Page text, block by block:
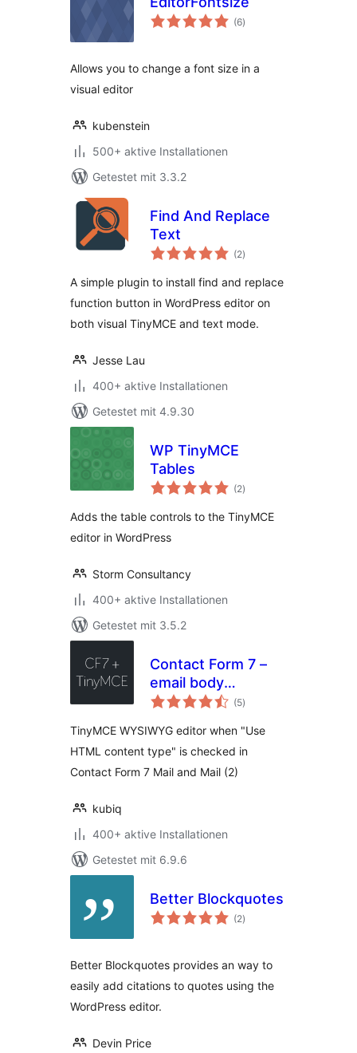
(6Bewertungen
insgesamt
)
Allows you to change a font size in a
visual editor
kubenstein
500+ aktive Installationen
Getestet mit 3.3.2
Find And Replace
Text
(2Bewertungen
insgesamt
)
A simple plugin to install find and replace
function button in WordPress editor on
both visual TinyMCE and text mode.
Jesse Lau
400+ aktive Installationen
Getestet mit 4.9.30
WP TinyMCE
Tables
(2Bewertungen
insgesamt
)
Adds the table controls to the TinyMCE
editor in WordPress
Storm Consultancy
400+ aktive Installationen
Getestet mit 3.5.2
Contact Form 7 –
email body
TinyMCE editor
(5Bewertungen
insgesamt
)
TinyMCE WYSIWYG editor when "Use
HTML content type" is checked in
Contact Form 7 Mail and Mail (2)
kubiq
400+ aktive Installationen
Getestet mit 6.9.6
Better Blockquotes
(2Bewertungen
insgesamt
)
Better Blockquotes provides an way to
easily add citations to quotes using the
WordPress editor.
Devin Price